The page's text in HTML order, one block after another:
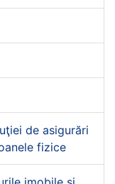
de asigurări
fizice